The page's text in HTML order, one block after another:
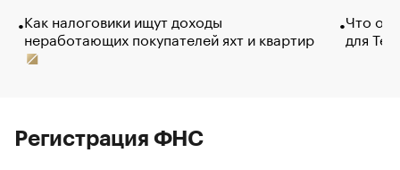
Как налоговики ищут доходы
неработающих покупателей яхт и квартир
Что
для
Регистрация ФНС